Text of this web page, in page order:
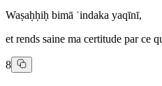
Waṣaḥḥiḥ bimā ʿindaka yaqīnī,
et rends saine ma certitude par ce
8